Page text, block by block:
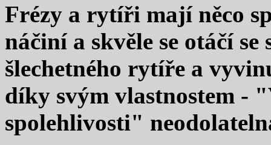
Frézy a rytíři mají něco
náčiní a skvěle se otáčí
šlechetného rytíře a
díky svým vlastnostem -
spolehlivosti"